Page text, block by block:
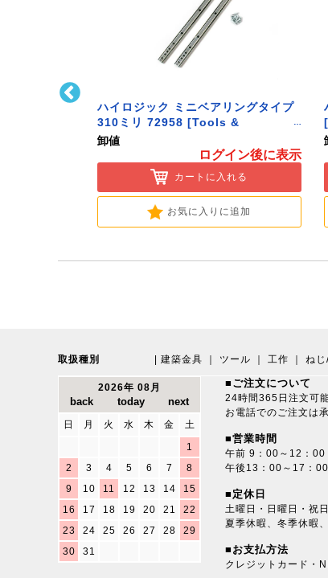
ハイロジック ミニベアリングタイプ
310ミリ 72958 [Tools &
Hardware]
卸値
ログイン後に表示
カートに入れる
お気に入りに追加
取扱種別 建築金具 ツール 工作 ねじ
2026年 08月
日 月 火 水 木 金
土
1
2
3 4 5 6 7
8
9
10 11 12 13 14
15
16
17 18 19 20 21
22
23
24 25 26 27 28
29
30
31
■ご注文について
24時間365日注文可能
お電話でのご注文は
■営業時間
午前 9：00～12：00
午後13：00～17：00
■定休日
土曜日・日曜日・祝日
夏季休暇、冬季休暇
■お支払方法
クレジットカード・